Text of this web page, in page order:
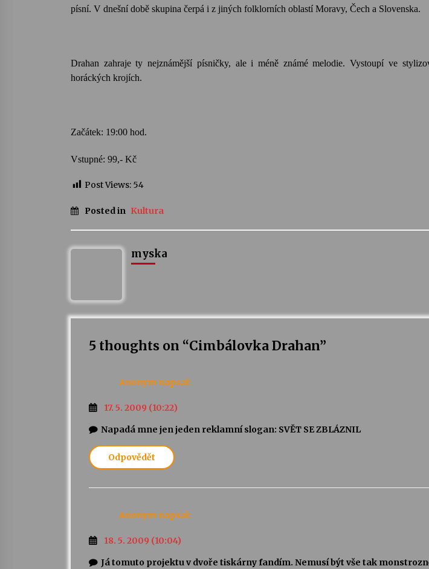
písní. V dnešní době skupina čerpá i z jiných folklorních oblastí Moravy, Čech a Slovenska.
Drahan zahraje ty nejznámější písničky, ale i méně známé melodie. Vystoupí ve
horáckých krojích.
Začátek: 19:00 hod.
Vstupné: 99,- Kč
Post Views: 54
Posted in Kultura
myska
5 thoughts on “Cimbálovka Drahan”
Anonym napsal:
17. 5. 2009 (10:22)
Napadá mne jen jeden reklamní slogan: SVĚT SE ZBLÁZNIL
Odpovědět
Anonym napsal:
18. 5. 2009 (10:04)
Já tomuto projektu v dvoře tiskárny fandím. Nemusí být vše tak